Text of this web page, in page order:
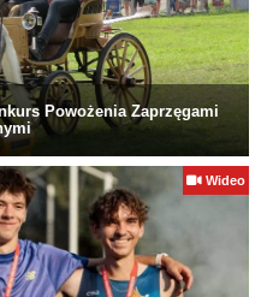
Powożenia Zaprzęgami
Wideo